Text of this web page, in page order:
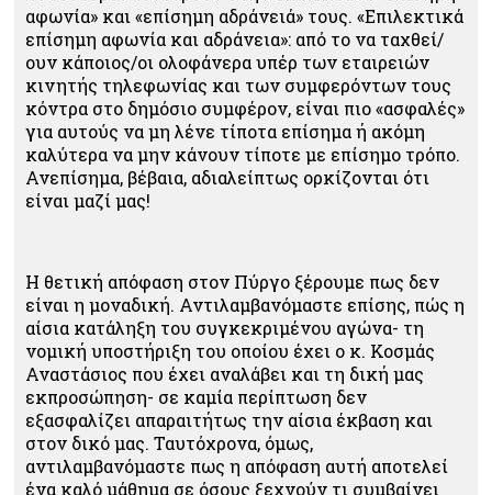
αφωνία» και «επίσημη αδράνειά» τους. «Επιλεκτικά
επίσημη αφωνία και αδράνεια»: από το να ταχθεί/
ουν κάποιος/οι ολοφάνερα υπέρ των εταιρειών
κινητής τηλεφωνίας και των συμφερόντων τους
κόντρα στο δημόσιο συμφέρον, είναι πιο «ασφαλές»
για αυτούς να μη λένε τίποτα επίσημα ή ακόμη
καλύτερα να μην κάνουν τίποτε με επίσημο τρόπο.
Ανεπίσημα, βέβαια, αδιαλείπτως ορκίζονται ότι
είναι μαζί μας!
Η θετική απόφαση στον Πύργο ξέρουμε πως δεν
είναι η μοναδική. Αντιλαμβανόμαστε επίσης, πώς η
αίσια κατάληξη του συγκεκριμένου αγώνα- τη
νομική υποστήριξη του οποίου έχει ο κ. Κοσμάς
Αναστάσιος που έχει αναλάβει και τη δική μας
εκπροσώπηση- σε καμία περίπτωση δεν
εξασφαλίζει απαραιτήτως την αίσια έκβαση και
στον δικό μας. Ταυτόχρονα, όμως,
αντιλαμβανόμαστε πως η απόφαση αυτή αποτελεί
ένα καλό μάθημα σε όσους ξεχνούν τι συμβαίνει